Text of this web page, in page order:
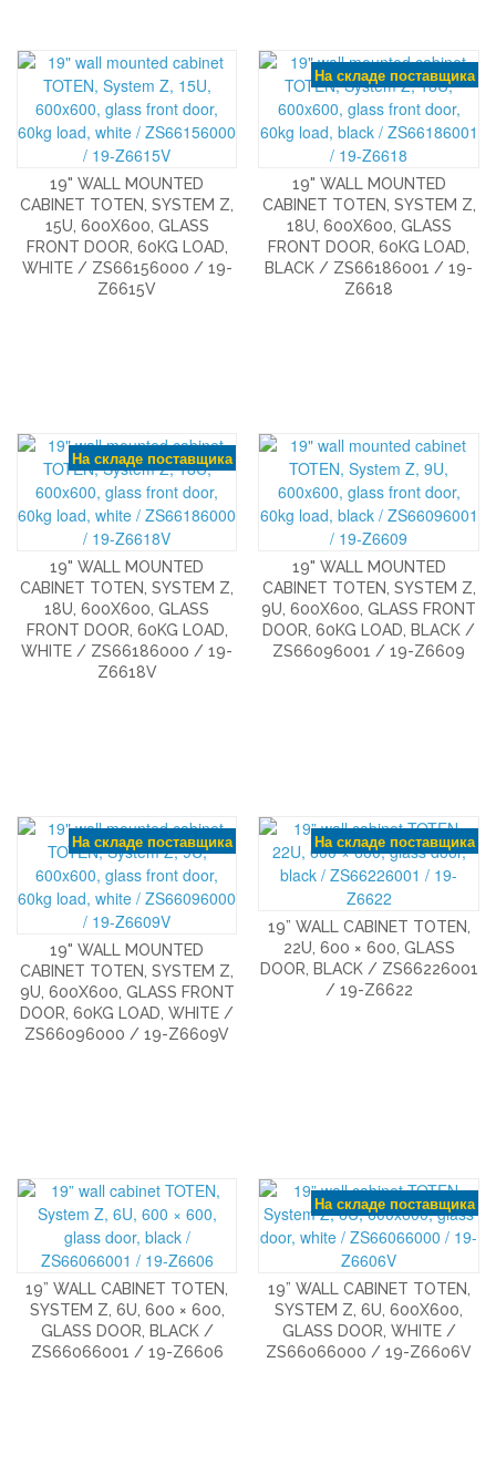
19" WALL MOUNTED
CABINET TOTEN, SYSTEM Z,
15U, 600X600, GLASS
FRONT DOOR, 60KG LOAD,
WHITE / ZS66156000 / 19-
Z6615V
На складе поставщика
19" WALL MOUNTED
CABINET TOTEN, SYSTEM Z,
18U, 600X600, GLASS
FRONT DOOR, 60KG LOAD,
BLACK / ZS66186001 / 19-
Z6618
На складе поставщика
19" WALL MOUNTED
CABINET TOTEN, SYSTEM Z,
18U, 600X600, GLASS
FRONT DOOR, 60KG LOAD,
WHITE / ZS66186000 / 19-
Z6618V
19" WALL MOUNTED
CABINET TOTEN, SYSTEM Z,
9U, 600X600, GLASS FRONT
DOOR, 60KG LOAD, BLACK /
ZS66096001 / 19-Z6609
На складе поставщика
19" WALL MOUNTED
CABINET TOTEN, SYSTEM Z,
9U, 600X600, GLASS FRONT
DOOR, 60KG LOAD, WHITE /
ZS66096000 / 19-Z6609V
На складе поставщика
19” WALL CABINET TOTEN,
22U, 600 × 600, GLASS
DOOR, BLACK / ZS66226001
/ 19-Z6622
19” WALL CABINET TOTEN,
SYSTEM Z, 6U, 600 × 600,
GLASS DOOR, BLACK /
ZS66066001 / 19-Z6606
На складе поставщика
19” WALL CABINET TOTEN,
SYSTEM Z, 6U, 600X600,
GLASS DOOR, WHITE /
ZS66066000 / 19-Z6606V